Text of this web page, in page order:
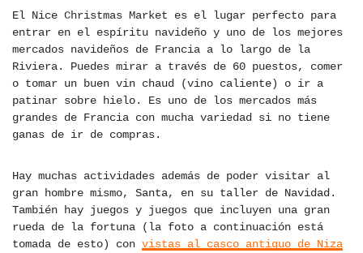
El Nice Christmas Market es el lugar perfecto para
entrar en el espíritu navideño y uno de los mejores
mercados navideños de Francia a lo largo de la
Riviera. Puedes mirar a través de 60 puestos, comer
o tomar un buen vin chaud (vino caliente) o ir a
patinar sobre hielo. Es uno de los mercados más
grandes de Francia con mucha variedad si no tiene
ganas de ir de compras.
Hay muchas actividades además de poder visitar al
gran hombre mismo, Santa, en su taller de Navidad.
También hay juegos y juegos que incluyen una gran
rueda de la fortuna (la foto a continuación está
tomada de esto) con vistas al casco antiguo de Niza